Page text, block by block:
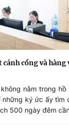
cánh cổng và hàng
nằm trong
những ký ức ấy tìm
500 ngày đêm